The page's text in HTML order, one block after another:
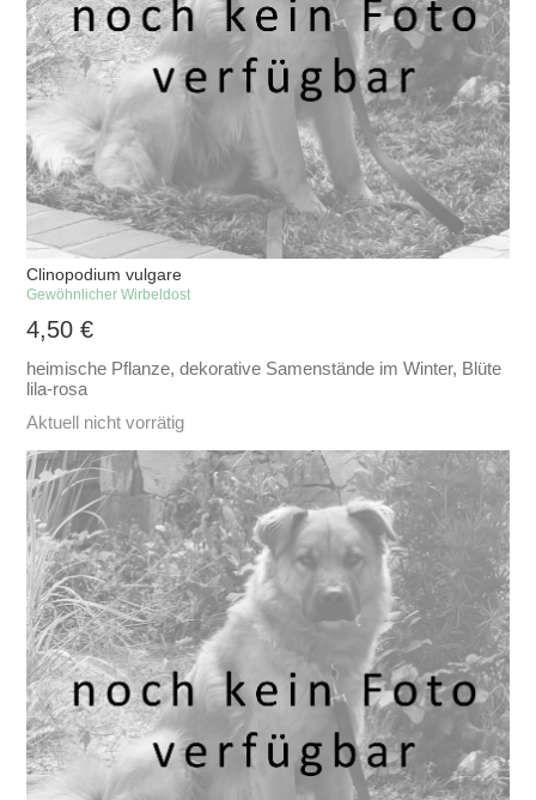
Clinopodium vulgare
Gewöhnlicher Wirbeldost
4,50€
heimische Pflanze, dekorative Samenstände im Winter, Blüte
lila-rosa
Aktuell nicht vorrätig